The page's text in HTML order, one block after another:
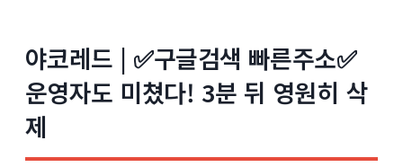
야코레드 | ✅구글검색 빠른주소✅
운영자도 미쳤다! 3분 뒤 영원히 삭
제